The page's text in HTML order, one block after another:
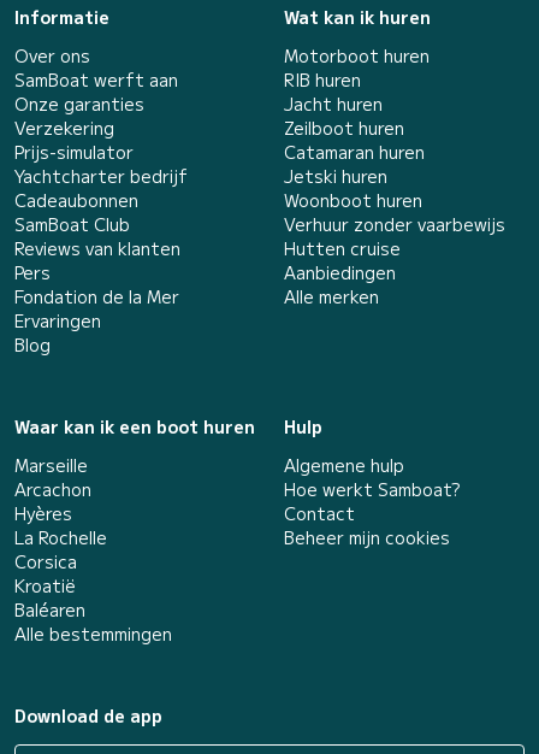
Informatie
Over ons
SamBoat werft aan
Onze garanties
Verzekering
Prijs-simulator
Yachtcharter bedrijf
Cadeaubonnen
SamBoat Club
Reviews van klanten
Pers
Fondation de la Mer
Ervaringen
Blog
Wat kan ik huren
Motorboot huren
RIB huren
Jacht huren
Zeilboot huren
Catamaran huren
Jetski huren
Woonboot huren
Verhuur zonder vaarbewijs
Hutten cruise
Aanbiedingen
Alle merken
Waar kan ik een boot huren
Marseille
Arcachon
Hyères
La Rochelle
Corsica
Kroatië
Baléaren
Alle bestemmingen
Hulp
Algemene hulp
Hoe werkt Samboat?
Contact
Beheer mijn cookies
Download de app